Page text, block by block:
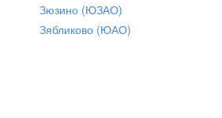
Зюзино (ЮЗАО)
Зябликово (ЮАО)